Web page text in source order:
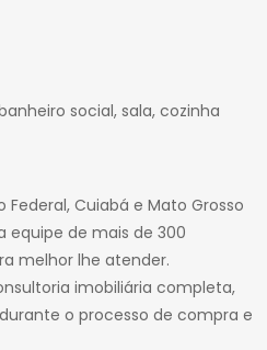
social, sala, cozinha
Cuiabá e Mato Grosso
equipe de mais de 300
melhor lhe atender.
imobiliária completa,
o processo de compra e